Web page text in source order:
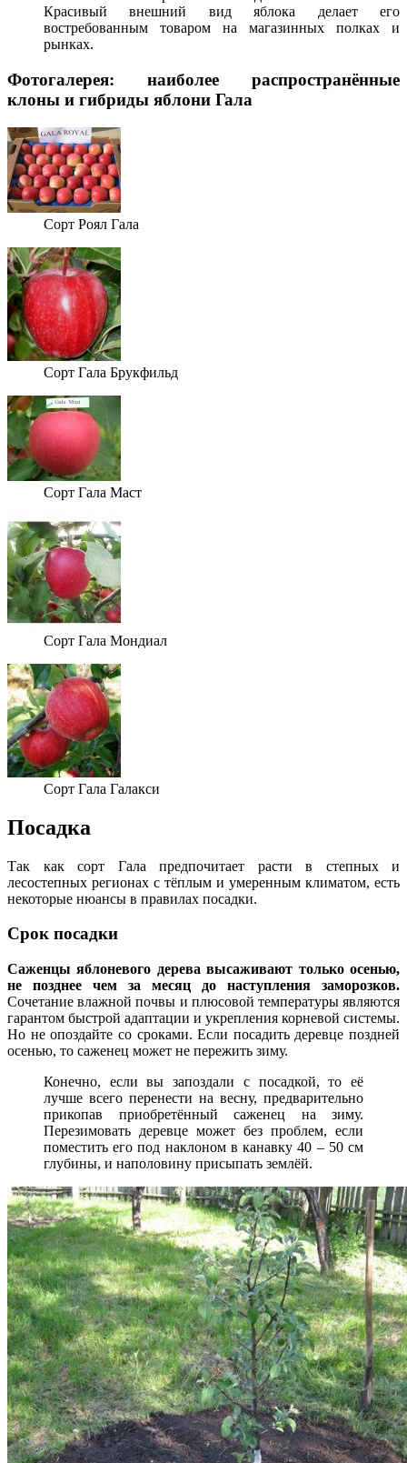
Красивый внешний вид яблока делает его
востребованным товаром на магазинных полках и
рынках.
Фотогалерея: наиболее распространённые
клоны и гибриды яблони Гала
Сорт Роял Гала
Сорт Гала Брукфильд
Сорт Гала Маст
Сорт Гала Мондиал
Сорт Гала Галакси
Посадка
Так как сорт Гала предпочитает расти в степных и
лесостепных регионах с тёплым и умеренным климатом, есть
некоторые нюансы в правилах посадки.
Срок посадки
Саженцы яблоневого дерева высаживают только осенью,
не позднее чем за месяц до наступления заморозков.
Сочетание влажной почвы и плюсовой температуры являются
гарантом быстрой адаптации и укрепления корневой системы.
Но не опоздайте со сроками. Если посадить деревце поздней
осенью, то саженец может не пережить зиму.
Конечно, если вы запоздали с посадкой, то её
лучше всего перенести на весну, предварительно
прикопав приобретённый саженец на зиму.
Перезимовать деревце может без проблем, если
поместить его под наклоном в канавку 40 – 50 см
глубины, и наполовину присыпать землёй.